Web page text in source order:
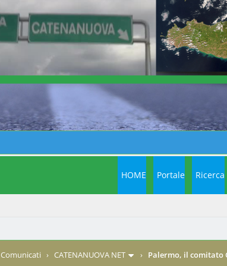
HOME Portale Ricerca
Comunicati › CATENANUOVA NET › Palermo, il comitato